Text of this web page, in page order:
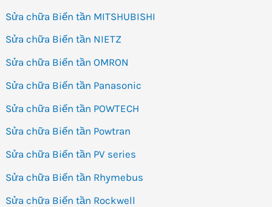
Sửa chữa Biến tần MITSHUBISHI
Sửa chữa Biến tần NIETZ
Sửa chữa Biến tần OMRON
Sửa chữa Biến tần Panasonic
Sửa chữa Biến tần POWTECH
Sửa chữa Biến tần Powtran
Sửa chữa Biến tần PV series
Sửa chữa Biến tần Rhymebus
Sửa chữa Biến tần Rockwell